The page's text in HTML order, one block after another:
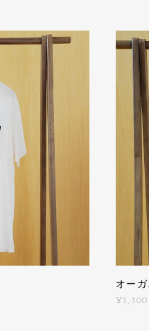
オー
¥3,300